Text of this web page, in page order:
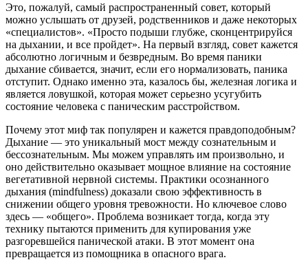
Это, пожалуй, самый распространенный совет, который
можно услышать от друзей, родственников и даже некоторых
«специалистов». «Просто подыши глубже, сконцентрируйся
на дыхании, и все пройдет». На первый взгляд, совет кажется
абсолютно логичным и безвредным. Во время паники
дыхание сбивается, значит, если его нормализовать, паника
отступит. Однако именно эта, казалось бы, железная логика и
является ловушкой, которая может серьезно усугубить
состояние человека с паническим расстройством.
Почему этот миф так популярен и кажется правдоподобным?
Дыхание — это уникальный мост между сознательным и
бессознательным. Мы можем управлять им произвольно, и
оно действительно оказывает мощное влияние на состояние
вегетативной нервной системы. Практики осознанного
дыхания (mindfulness) доказали свою эффективность в
снижении общего уровня тревожности. Но ключевое слово
здесь — «общего». Проблема возникает тогда, когда эту
технику пытаются применить для купирования уже
разгоревшейся панической атаки. В этот момент она
превращается из помощника в опасного врага.